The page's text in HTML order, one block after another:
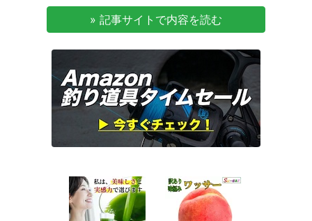
» 記事サイトで内容を読む